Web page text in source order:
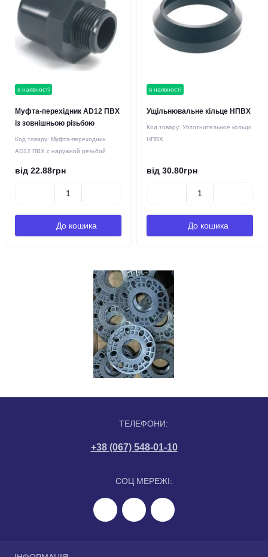
в наявності
Муфта-перехідник AD12 ПВХ
із зовнішньою різьбою
Код товару: Муфта-переходник
AD12 ПВХ с наружной резьбой
від 22.88грн
До кошика
в наявності
Ущільнювальне кільце НПВХ
Код товару: Уплотнительное кольцо
НПВХ
від 30.80грн
До кошика
ТЕЛЕФОНИ:
+38 (067) 548-01-10
СОЦ МЕРЕЖІ: